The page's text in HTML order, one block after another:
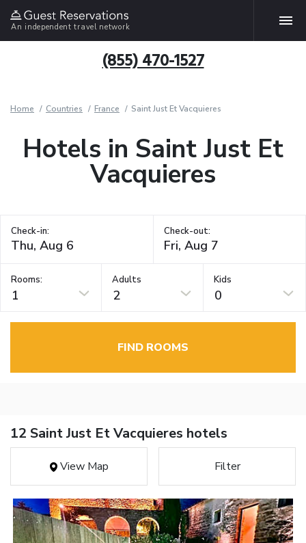
An independent travel network
(855) 470-1527
Home Countries France Saint Just Et Vacquieres
Hotels in Saint Just Et
Vacquieres
Check-in: Check-out:
Rooms:
1
Adults
2
Kids
0
FIND ROOMS
12 Saint Just Et Vacquieres hotels
View Map Filter